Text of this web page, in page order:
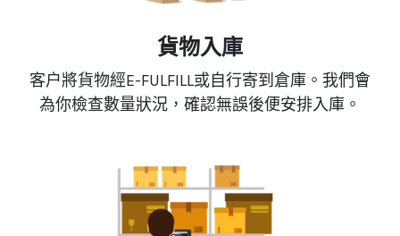
貨物入庫
客户將貨物經E-FULFILL或自行寄到倉庫。我們會
為你檢查數量狀況，確認無誤後便安排入庫。